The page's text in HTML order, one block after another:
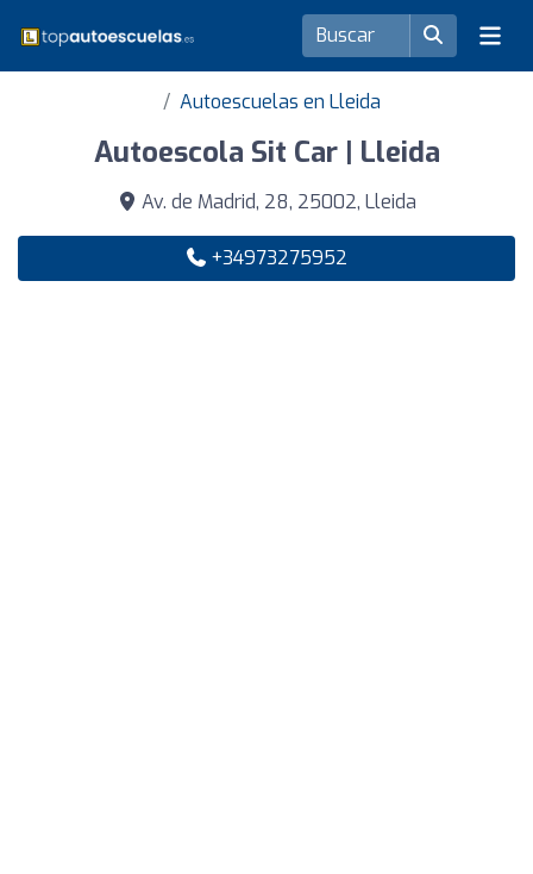
Autoescuelas en Lleida
Autoescola Sit Car | Lleida
Av. de Madrid, 28, 25002, Lleida
+34973275952